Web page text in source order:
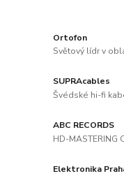
Ortofon
Světový lídr v
SUPRAcables
Švédské hi-fi
ABC RECORDS
HD-MASTERING
Elektronika